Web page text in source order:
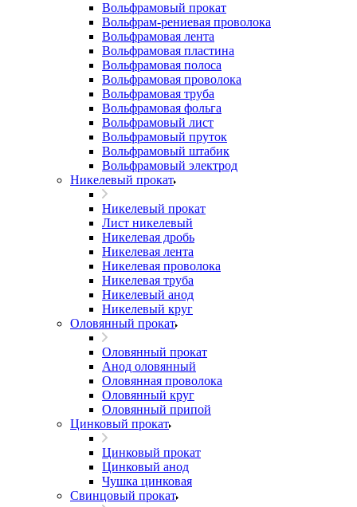
Вольфрамовый прокат
Вольфрам-рениевая проволока
Вольфрамовая лента
Вольфрамовая пластина
Вольфрамовая полоса
Вольфрамовая проволока
Вольфрамовая труба
Вольфрамовая фольга
Вольфрамовый лист
Вольфрамовый пруток
Вольфрамовый штабик
Вольфрамовый электрод
Никелевый прокат
Никелевый прокат
Лист никелевый
Никелевая дробь
Никелевая лента
Никелевая проволока
Никелевая труба
Никелевый анод
Никелевый круг
Оловянный прокат
Оловянный прокат
Анод оловянный
Оловянная проволока
Оловянный круг
Оловянный припой
Цинковый прокат
Цинковый прокат
Цинковый анод
Чушка цинковая
Свинцовый прокат